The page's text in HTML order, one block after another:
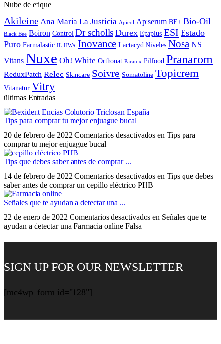
Nube de etique
Akileine Ana Maria La Justicia Apicol Apiserum BE+ Bio-Oil
Black Bee Boiron Control Dr scholls Durex Epaplus ESI Estado
Puro Farmalastic IL HWA Inovance Lactacyd Niveles Nosa NS
Vitans Nuxe Oh! White Orthonat Paranix Pilfood Pranarom
ReduxPatch Relec Skincare Soivre Somatoline Topicrem
Vitanatur Vitry
ültimas Entradas
Tips para comprar tu mejor enjuague bucal
20 de febrero de 2022 Comentarios desactivados en Tips para
comprar tu mejor enjuague bucal
Tips que debes saber antes de comprar ...
14 de febrero de 2022 Comentarios desactivados en Tips que debes
saber antes de comprar un cepillo eléctrico PHB
Señales que te ayudan a detectar una ...
22 de enero de 2022 Comentarios desactivados en Señales que te
ayudan a detectar una Farmacia online Falsa
SIGN UP FOR OUR NEWSLETTER
[mc4wp_form id="128"]